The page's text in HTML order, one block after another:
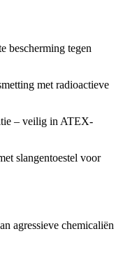
bescherming tegen
met radioactieve
– veilig in ATEX-
slangentoestel voor
agressieve chemicaliën